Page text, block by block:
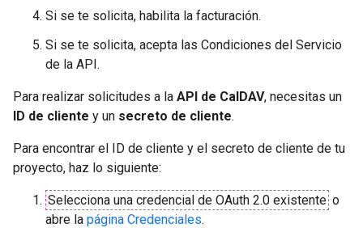
Si se te solicita, habilita la facturación.
Si se te solicita, acepta las Condiciones del Servicio
de la API.
Para realizar solicitudes a la API de CalDAV, necesitas un
ID de cliente y un secreto de cliente.
Para encontrar el ID de cliente y el secreto de cliente de tu
proyecto, haz lo siguiente:
Selecciona una credencial de OAuth 2.0 existente o
abre la página Credenciales.